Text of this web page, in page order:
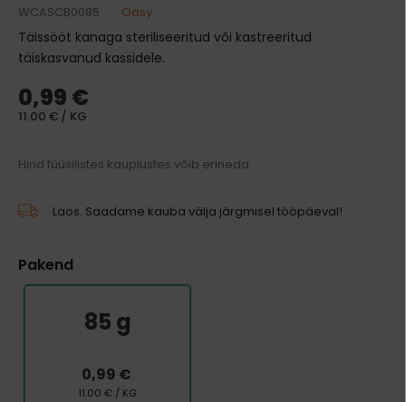
WCASCB0085 Oasy
Täissööt kanaga steriliseeritud või kastreeritud
täiskasvanud kassidele.
0,99 €
11.00 € / KG
Hind füüsilistes kauplustes võib erineda.
Laos. Saadame kauba välja järgmisel tööpäeval!
Pakend
85 g
0,99 €
11.00 € / KG